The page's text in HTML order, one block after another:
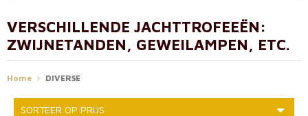
VERSCHILLENDE JACHTTROFEEËN:
ZWIJNETANDEN, GEWEILAMPEN, ETC.
Home DIVERSE
SORTEER OP PRIJS